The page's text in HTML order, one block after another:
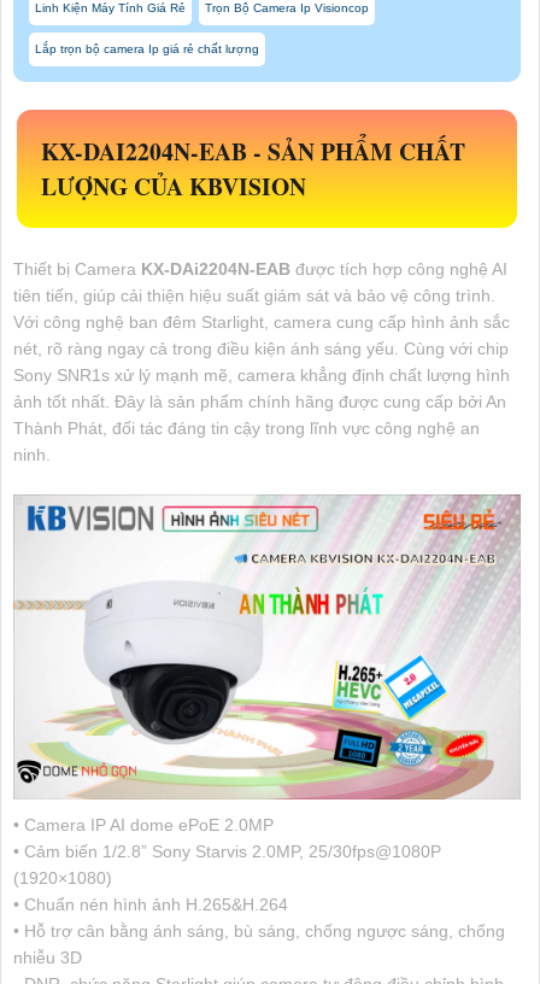
Linh Kiện Máy Tính Giá Rẻ Trọn Bộ Camera Ip Visioncop
Lắp trọn bộ camera Ip giá rẻ chất lượng
KX-DAI2204N-EAB - SẢN PHẨM CHẤT
LƯỢNG CỦA KBVISION
Thiết bị Camera KX-DAi2204N-EAB được tích hợp công nghệ AI
tiên tiến, giúp cải thiện hiệu suất giám sát và bảo vệ công trình.
Với công nghệ ban đêm Starlight, camera cung cấp hình ảnh sắc
nét, rõ ràng ngay cả trong điều kiện ánh sáng yếu. Cùng với chip
Sony SNR1s xử lý mạnh mẽ, camera khẳng định chất lượng hình
ảnh tốt nhất. Đây là sản phẩm chính hãng được cung cấp bởi An
Thành Phát, đối tác đáng tin cậy trong lĩnh vực công nghệ an
ninh.
• Camera IP AI dome ePoE 2.0MP
• Cảm biến 1/2.8” Sony Starvis 2.0MP, 25/30fps@1080P
(1920×1080)
• Chuẩn nén hình ảnh H.265&H.264
• Hỗ trợ cân bằng ánh sáng, bù sáng, chống ngược sáng, chống
nhiễu 3D